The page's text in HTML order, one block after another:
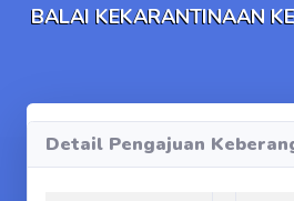
BALAI KEKARANTINAAN
Detail Pengajuan